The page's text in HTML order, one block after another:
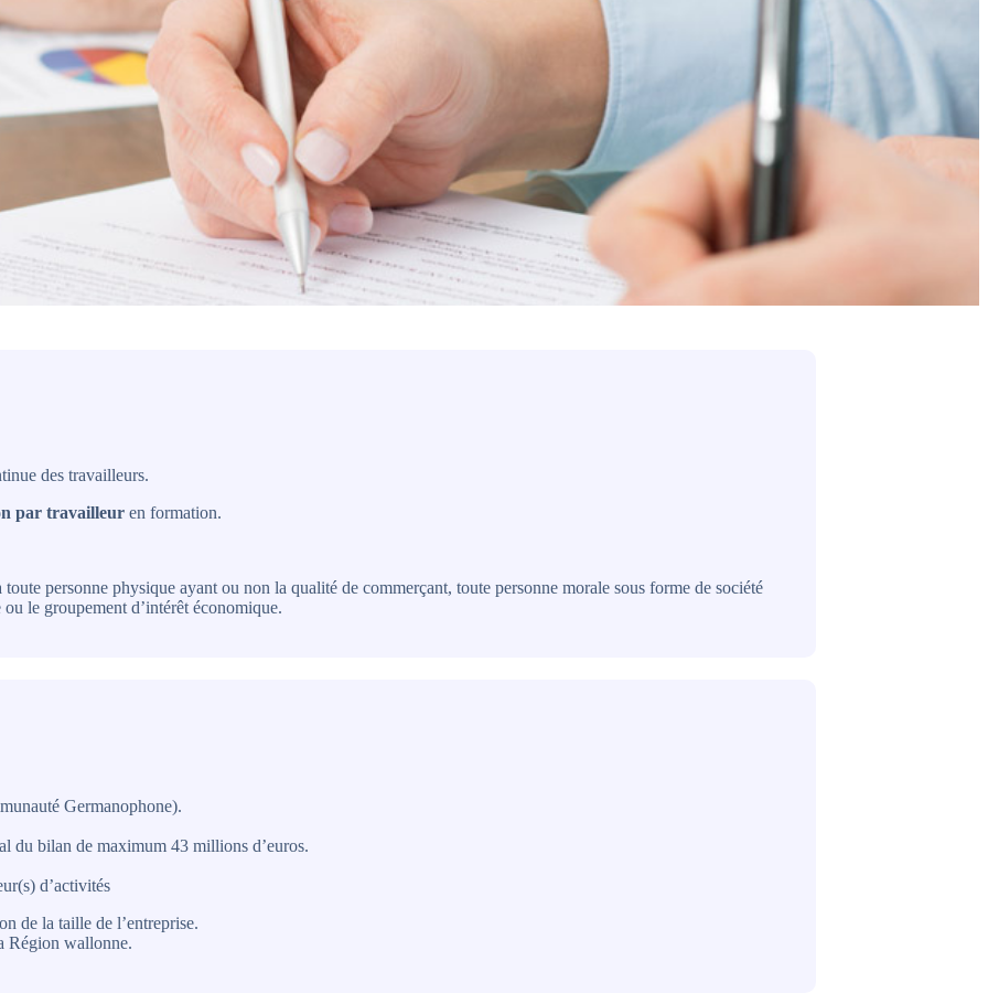
des travailleurs.
par travailleur en formation.
toute personne physique ayant ou non la qualité de commerçant, toute personne morale sous forme de société
le groupement d’intérêt économique.
Germanophone).
du bilan de maximum 43 millions d’euros.
d’activités
de la taille de l’entreprise.
Région wallonne.